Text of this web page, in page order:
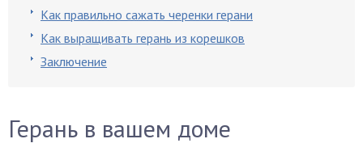
Как правильно сажать черенки герани
Как выращивать герань из корешков
Заключение
Герань в вашем доме